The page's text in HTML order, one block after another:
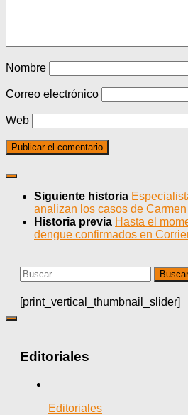
Nombre
Correo electrónico
Web
Siguiente historia
analizan los casos de
Historia previa Hasta el
dengue confirmados en
Buscar:
[print_vertical_thumbnail_slider]
Editoriales
Editoriales